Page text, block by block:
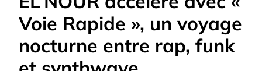
Voie Rapide », un voyage
nocturne entre rap, funk